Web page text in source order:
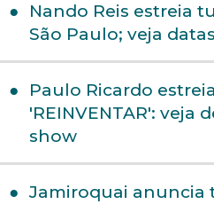
Nando Reis estreia
São Paulo; veja
Paulo Ricardo
'REINVENTAR': veja
show
Jamiroquai anuncia